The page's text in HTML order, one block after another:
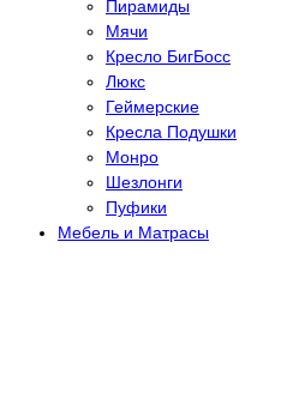
Пирамиды
Мячи
Кресло БигБосс
Люкс
Геймерские
Кресла Подушки
Монро
Шезлонги
Пуфики
Мебель и Матрасы